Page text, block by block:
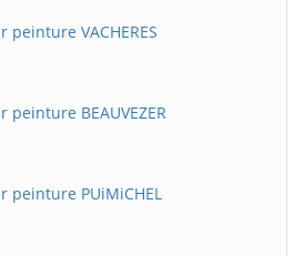
VACHERES
BEAUVEZER
peinture PUiMiCHEL